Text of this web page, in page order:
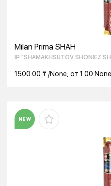
Milan Prima SHAH
IP "SHAMAKHSUTOV SHONIEZ
1500.00 ₸ /None, от 1.00 None
NEW